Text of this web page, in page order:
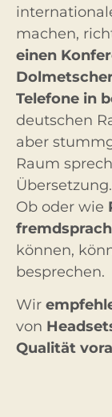
machen,
einen
Telefone in
deutschen
aber
Raum
Übersetzung.
Ob oder wie
können,
besprechen.
Wir
von
Qualität